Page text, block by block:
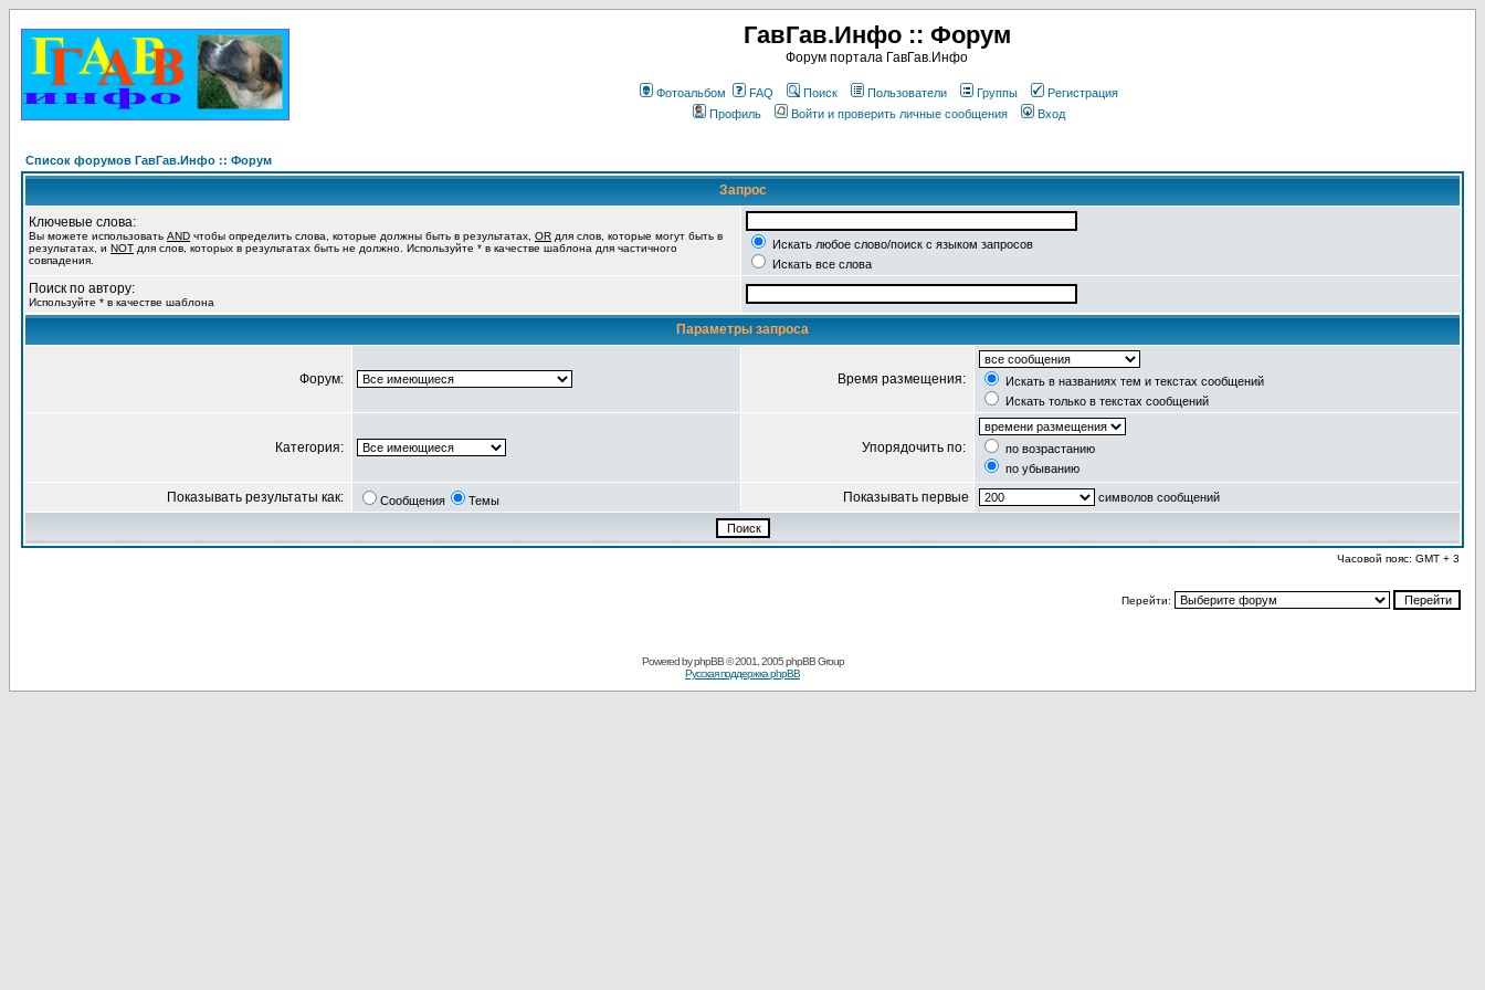
ГавГав.Инфо :: Форум
Форум портала ГавГав.Инфо
Фотоальбом FAQ Поиск Пользователи Группы
Регистрация
Профиль
Войти и проверить личные сообщения Вход
Список форумов ГавГав.Инфо :: Форум
Запрос
Ключевые слова:
Вы можете использовать AND чтобы определить слова, которые должны быть в результатах, OR для слов, которые могут быть в
результатах, и NOT для слов, которых в результатах быть не должно. Используйте * в качестве шаблона для частичного
совпадения.
Искать любое слово/поиск с языком запросов
Искать все слова
Поиск по автору:
Используйте * в качестве шаблона
Параметры запроса
Форум: Время размещения:
Искать в названиях тем и текстах сообщений
Искать только в текстах сообщений
Категория: Упорядочить по:
по возрастанию
по убыванию
Показывать результаты как: Сообщения Темы Показывать первые символов сообщений
Часовой пояс: GMT + 3
Перейти:
Powered byphpBB© 2001, 2005 phpBB Group
Русская поддержка phpBB